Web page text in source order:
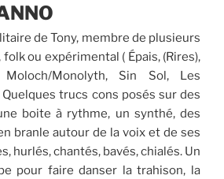
de Tony, membre de plusieurs
ou expérimental ( Épais, (Rires),
Moloch/Monolyth, Sin Sol, Les
trucs cons posés sur des
boite à rythme, un synthé, des
branle autour de la voix et de ses
hurlés, chantés, bavés, chialés. Un
pour faire danser la trahison, la